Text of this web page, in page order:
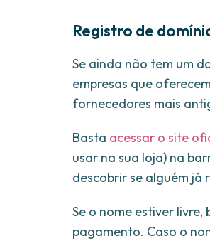
Registro de
Se ainda não tem um
empresas que
fornecedores mais
Basta acessar o site
usar na sua loja) na
descobrir se alguém já
Se o nome estiver
pagamento. Caso o